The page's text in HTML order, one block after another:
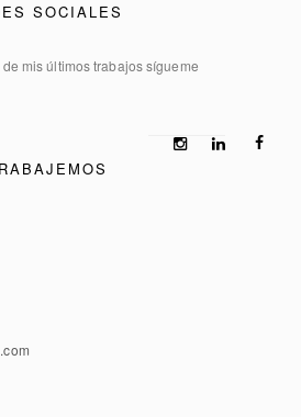
SOCIALES
mis últimos trabajos sígueme